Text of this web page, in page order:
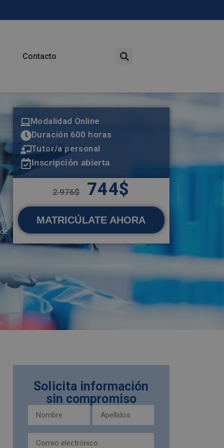
Contacto
Modalidad Online
Duración 600 horas
Tutor/a personal
Inscripción abierta
2.976$ 744$
MATRICÚLATE AHORA
Solicita información
sin compromiso
Nombre
apellidos
Apellidos
Email